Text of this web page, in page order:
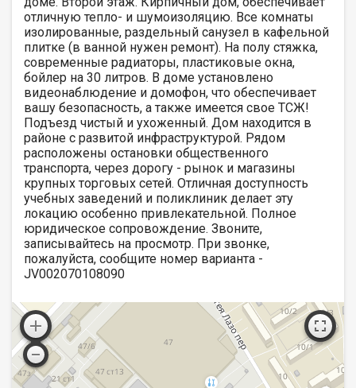
отличную тепло- и шумоизоляцию. Все комнаты
изолированные, раздельный санузел в кафельной
плитке (в ванной нужен ремонт). На полу стяжка,
современные радиаторы, пластиковые окна,
бойлер на 30 литров. В доме установлено
видеонаблюдение и домофон, что обеспечивает
вашу безопасность, а также имеется свое ТСЖ!
Подъезд чистый и ухоженный. Дом находится в
районе с развитой инфраструктурой. Рядом
расположены остановки общественного
транспорта, через дорогу - рынок и магазины
крупных торговых сетей. Отличная доступность
учебных заведений и поликлиник делает эту
локацию особенно привлекательной. Полное
юридическое сопровождение. Звоните,
записывайтесь на просмотр. При звонке,
пожалуйста, сообщите номер варианта -
JV002070108090